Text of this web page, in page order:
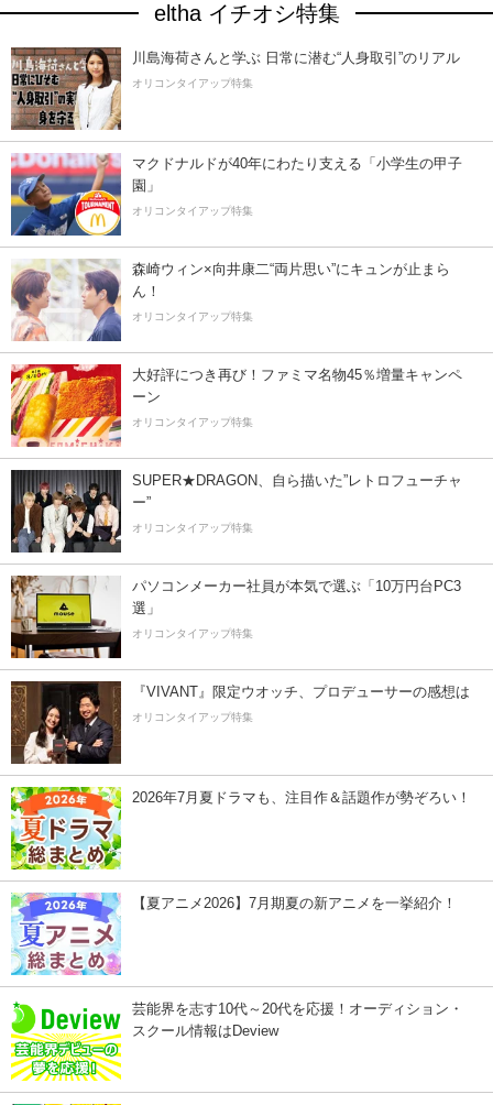
eltha イチオシ特集
川島海荷さんと学ぶ 日常に潜む“人身取引”のリアル
オリコンタイアップ特集
マクドナルドが40年にわたり支える「小学生の甲子
園」
オリコンタイアップ特集
森崎ウィン×向井康二“両片思い”にキュンが止まら
ん！
オリコンタイアップ特集
大好評につき再び！ファミマ名物45％増量キャンペ
ーン
オリコンタイアップ特集
SUPER★DRAGON、自ら描いた”レトロフューチャ
ー”
オリコンタイアップ特集
パソコンメーカー社員が本気で選ぶ「10万円台PC3
選」
オリコンタイアップ特集
『VIVANT』限定ウオッチ、プロデューサーの感想は
オリコンタイアップ特集
2026年7月夏ドラマも、注目作＆話題作が勢ぞろい！
【夏アニメ2026】7月期夏の新アニメを一挙紹介！
芸能界を志す10代～20代を応援！オーディション・
スクール情報はDeview